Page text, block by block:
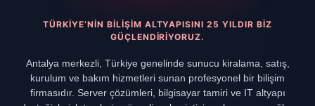
TÜRKIYE’NIN BILIŞIM ALTYAPISINI 25 YILDIR BIZ
GÜÇLENDIRIYORUZ.
Antalya merkezli, Türkiye genelinde sunucu kiralama, satış,
kurulum ve bakım hizmetleri sunan profesyonel bir bilişim
firmasıdır. Server çözümleri, bilgisayar tamiri ve IT altyapı